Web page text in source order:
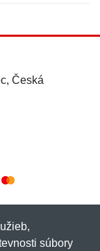
Česká
súbory